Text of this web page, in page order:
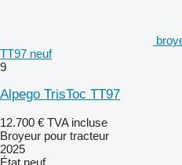
TT97 neuf
9
Alpego TrisToc TT97
12.700 € TVA incluse
Broyeur pour tracteur
2025
État neuf